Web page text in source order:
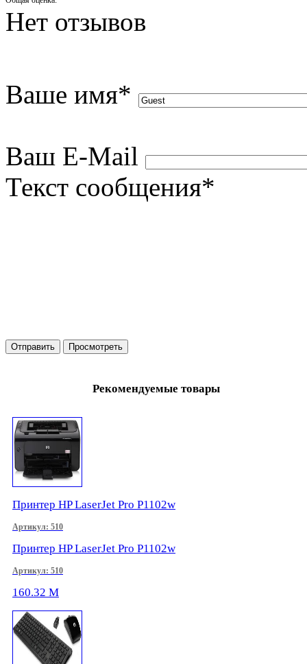
Нет отзывов
Ваше имя*
Ваш E-Mail
Текст сообщения*
Рекомендуемые товары
Принтер HP LaserJet Pro P1102w
Артикул: 510
Принтер HP LaserJet Pro P1102w
Артикул: 510
160.32 M